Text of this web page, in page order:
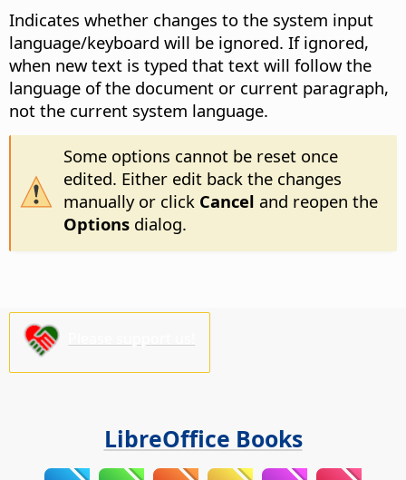
Indicates whether changes to the system input
language/keyboard will be ignored. If ignored,
when new text is typed that text will follow the
language of the document or current paragraph,
not the current system language.
Some options cannot be reset once
edited. Either edit back the changes
manually or click Cancel and reopen the
Optionsdialog.
LibreOffice Books